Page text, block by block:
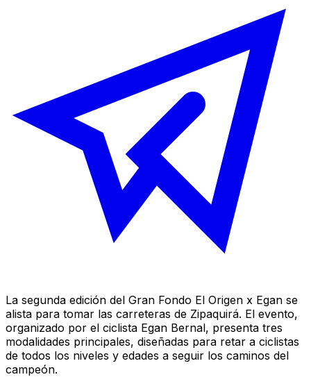
La segunda edición del Gran Fondo El Origen x Egan se
alista para tomar las carreteras de Zipaquirá. El evento,
organizado por el ciclista Egan Bernal, presenta tres
modalidades principales, diseñadas para retar a ciclistas
de todos los niveles y edades a seguir los caminos del
campeón.